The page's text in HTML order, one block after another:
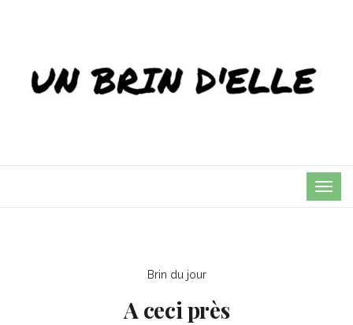
Brin du jour
A ceci près